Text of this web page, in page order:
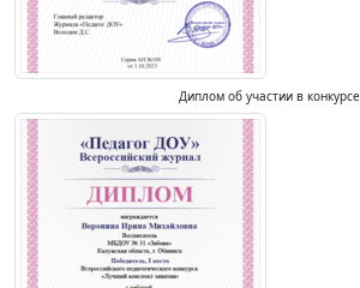
Диплом об участии в конкурсе